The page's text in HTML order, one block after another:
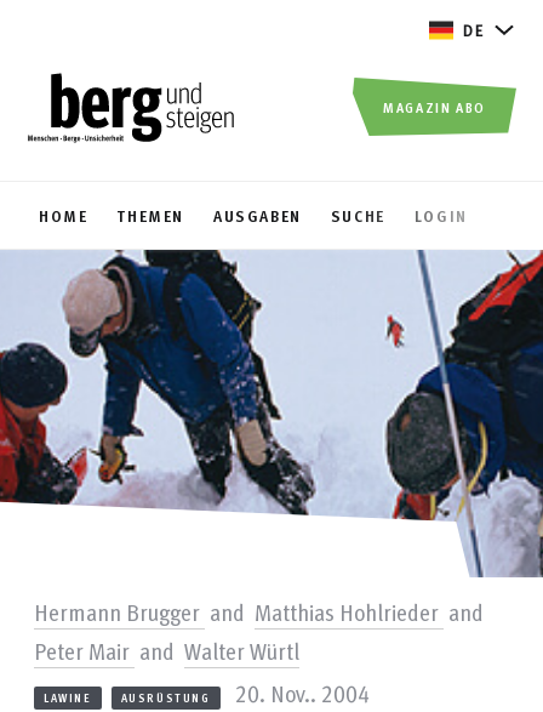
DE
HOME THEMEN AUSGABEN SUCHE LOGIN
MAGAZIN ABO
LAWINE AUSRÜSTUNG 20. Nov.. 2004
Hermann Brugger and Matthias Hohlrieder and
Peter Mair and Walter Würtl